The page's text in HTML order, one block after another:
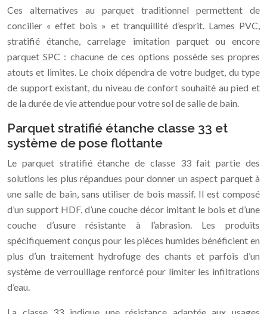
Ces alternatives au parquet traditionnel permettent de
concilier « effet bois » et tranquillité d’esprit. Lames PVC,
stratifié étanche, carrelage imitation parquet ou encore
parquet SPC : chacune de ces options possède ses propres
atouts et limites. Le choix dépendra de votre budget, du type
de support existant, du niveau de confort souhaité au pied et
de la durée de vie attendue pour votre sol de salle de bain.
Parquet stratifié étanche classe 33 et
système de pose flottante
Le parquet stratifié étanche de classe 33 fait partie des
solutions les plus répandues pour donner un aspect parquet à
une salle de bain, sans utiliser de bois massif. Il est composé
d’un support HDF, d’une couche décor imitant le bois et d’une
couche d’usure résistante à l’abrasion. Les produits
spécifiquement conçus pour les pièces humides bénéficient en
plus d’un traitement hydrofuge des chants et parfois d’un
système de verrouillage renforcé pour limiter les infiltrations
d’eau.